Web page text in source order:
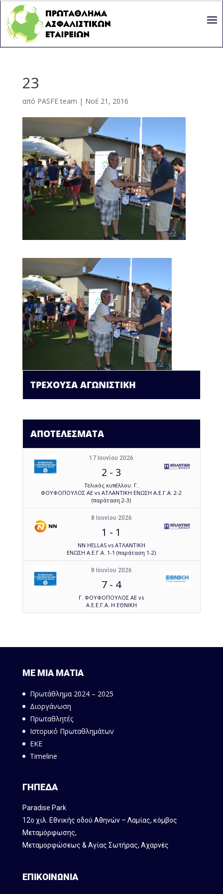
23
από PASFE team | Νοέ 21, 2016
ΤΡΕΧΟΥΣΑ ΑΓΩΝΙΣΤΙΚΗ
ΑΠΟΤΕΛΕΣΜΑΤΑ
17 Ιουνίου 2026
2 - 3
Τελικός κυπέλλου: Γ.
ΦΟΥΦΟΠΟΥΛΟΣ ΑΕ vs ΑΤΛΑΝΤΙΚΗ ΕΝΩΣΗ Α.Ε.Γ.Α. 2-2
(παράταση 2-3)
8 Ιουνίου 2026
1 - 1
NN HELLAS vs ΑΤΛΑΝΤΙΚΗ
ΕΝΩΣΗ Α.Ε.Γ.Α. 1-1 (παράταση 1-2)
8 Ιουνίου 2026
7 - 4
Γ. ΦΟΥΦΟΠΟΥΛΟΣ ΑΕ vs
Α.Ε.Ε.Γ.Α. Η ΕΘΝΙΚΗ
ΜΕ ΜΙΑ ΜΑΤΙΑ
Πρωτάθλημα 2024 – 2025
Διοργάνωση
Πρωταθλητές
Ιστορικό Πρωταθλημάτων
ΕΚΕ
Timeline
ΓΗΠΕΔΑ
Paradise Park
12ο χιλ. Εθνικής οδού Αθηνών – Λαμίας, κόμβος
Mεταμόρφωσης,
Μεταμορφώσεως & Αγίας Σωτήρας, Αχαρνές
ΕΠΙΚΟΙΝΩΝΙΑ